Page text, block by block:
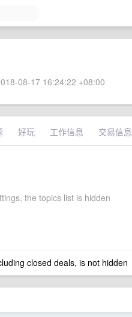
08-17 16:24:22 +08:00
好玩 工作信息 交易信息
the topics list is hidden
closed deals, is not hidden